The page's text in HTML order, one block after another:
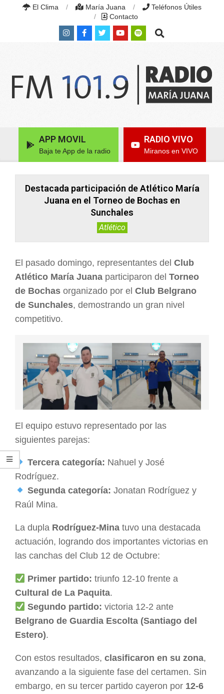
El Clima María Juana
Teléfonos Útiles
Contacto
Search
JUANA
FM
Navigation APP MOVIL
Baja te App de la radio
RADIO VIVO
Miranos en VIVO
Destacada participación de Atlético María
Juana en el Torneo de Bochas en
Sunchales
Atlético
El pasado domingo, representantes del Club
Atlético María Juana participaron del Torneo
de Bochas organizado por el Club Belgrano
de Sunchales, demostrando un gran nivel
competitivo.
El equipo estuvo representado por las
siguientes parejas:
Tercera categoría: Nahuel y José
Rodríguez.
Segunda categoría: Jonatan Rodríguez y
Raúl Mina.
La dupla Rodríguez-Mina tuvo una destacada
actuación, logrando dos importantes victorias en
las canchas del Club 12 de Octubre:
Primer partido: triunfo 12-10 frente a
Cultural de La Paquita.
Segundo partido: victoria 12-2 ante
Belgrano de Guardia Escolta (Santiago del
Estero).
Con estos resultados, clasificaron en su zona,
avanzando a la siguiente fase del certamen. Sin
embargo, en su tercer partido cayeron por 12-6